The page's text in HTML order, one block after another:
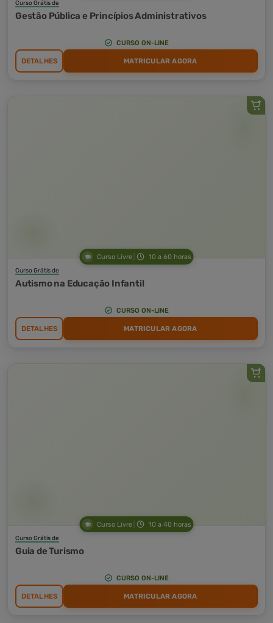
Curso Grátis de
Gestão Pública e Princípios Administrativos
CURSO ON-LINE
DETALHES MATRICULAR AGORA
Curso Livre 10 a 60 horas
Curso Grátis de
Autismo na Educação Infantil
CURSO ON-LINE
DETALHES MATRICULAR AGORA
Curso Livre 10 a 40 horas
Curso Grátis de
Guia de Turismo
CURSO ON-LINE
DETALHES MATRICULAR AGORA